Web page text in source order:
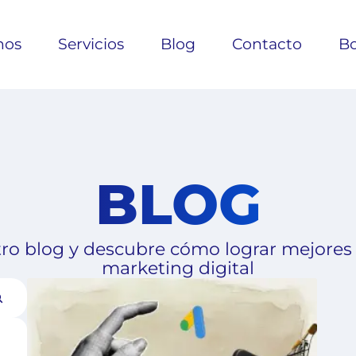
Servicios Blog Contacto
BLOG
blog y descubre cómo lograr
marketing digital